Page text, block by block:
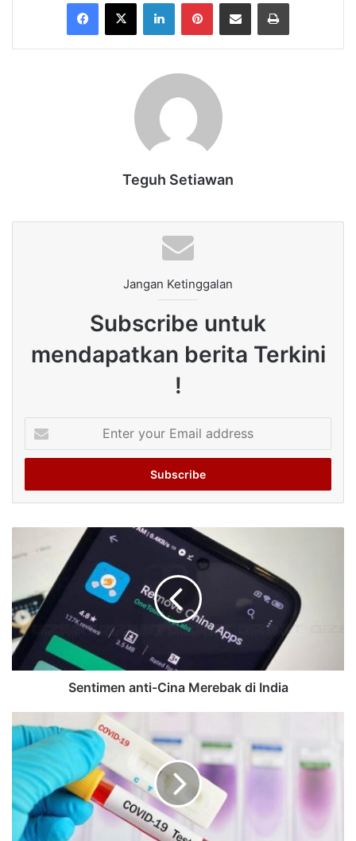
Teguh Setiawan
Jangan Ketinggalan
Subscribe untuk
mendapatkan berita Terkini
!
your
Email
Sentimen anti-Cina Merebak di India